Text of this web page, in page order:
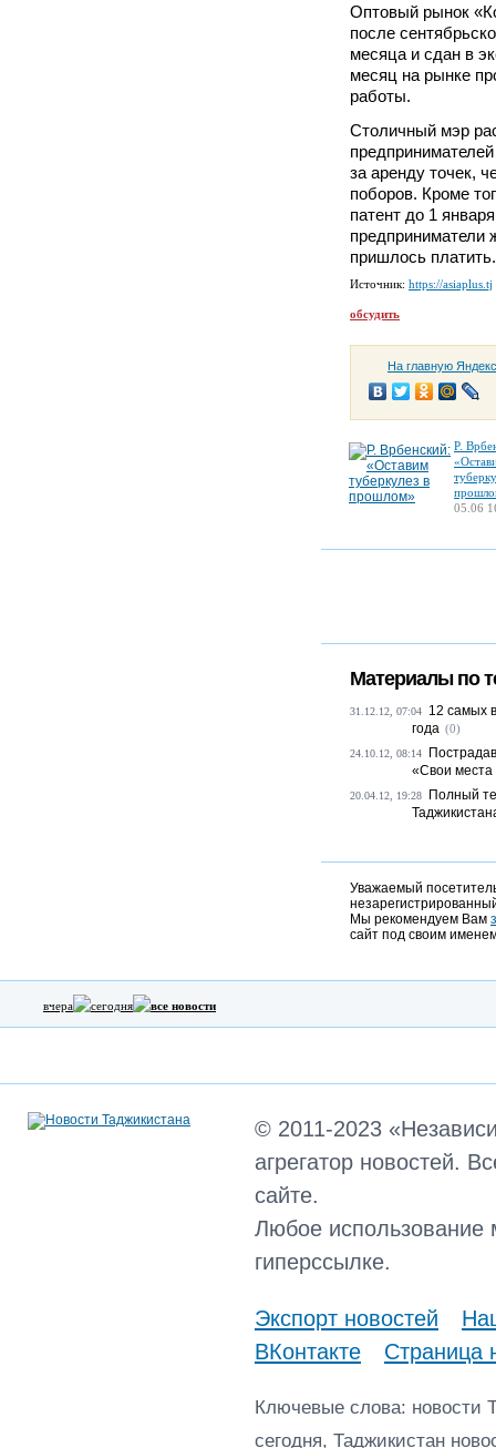
Оптовый рынок
после
месяца и сдан в
месяц на рынке
работы.
Столичный мэр
за аренду точек,
поборов. Кроме
патент до 1
предприниматели
пришлось платить.
Источник: https://asiaplus.tj
обсудить
На главную
Р.
05.06
Материалы по
31.12.12, 07:04
12 самых
года (0)
24.10.12, 08:14
«Cвои места
20.04.12, 19:28
Полный
Уважаемый
Мы рекомендуем Вам
сайт под своим
вчера сегодня все новости
© 2011-2023
агрегатор новостей.
сайте.
Любое использование
гиперссылке.
Экспорт новостей
ВКонтакте
Страница
Ключевые слова: новости
сегодня, Таджикистан